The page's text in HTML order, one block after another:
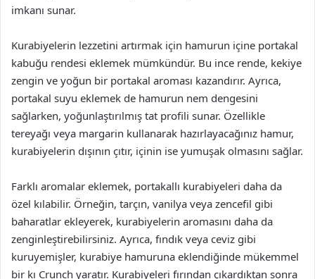
imkanı sunar.
Kurabiyelerin lezzetini artırmak için hamurun içine portakal
kabuğu rendesi eklemek mümkündür. Bu ince rende, kekiye
zengin ve yoğun bir portakal aroması kazandırır. Ayrıca,
portakal suyu eklemek de hamurun nem dengesini
sağlarken, yoğunlaştırılmış tat profili sunar. Özellikle
tereyağı veya margarin kullanarak hazırlayacağınız hamur,
kurabiyelerin dışının çıtır, içinin ise yumuşak olmasını sağlar.
Farklı aromalar eklemek, portakallı kurabiyeleri daha da
özel kılabilir. Örneğin, tarçın, vanilya veya zencefil gibi
baharatlar ekleyerek, kurabiyelerin aromasını daha da
zenginleştirebilirsiniz. Ayrıca, fındık veya ceviz gibi
kuruyemişler, kurabiye hamuruna eklendiğinde mükemmel
bir kı Crunch yaratır. Kurabiyeleri fırından çıkardıktan sonra